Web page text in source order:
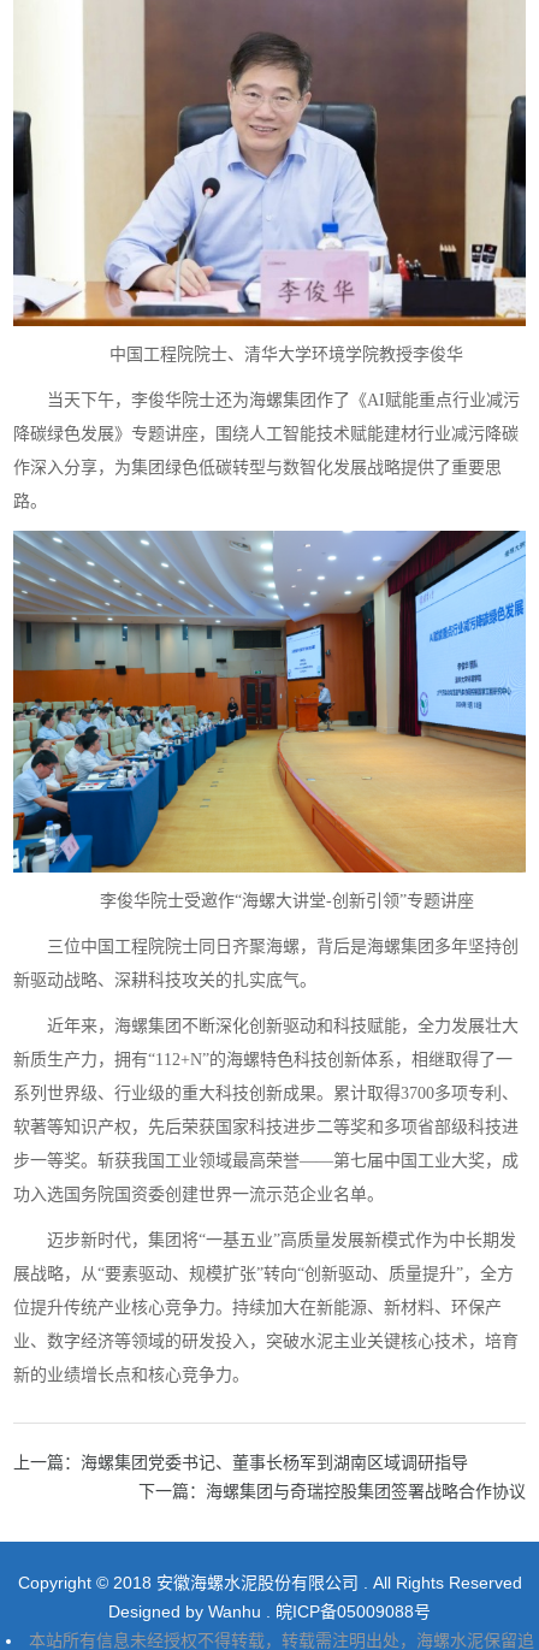
中国工程院院士、清华大学环境学院教授李俊华
当天下午，李俊华院士还为海螺集团作了《AI赋能重点行业减污
降碳绿色发展》专题讲座，围绕人工智能技术赋能建材行业减污降碳
作深入分享，为集团绿色低碳转型与数智化发展战略提供了重要思
路。
李俊华院士受邀作“海螺大讲堂-创新引领”专题讲座
三位中国工程院院士同日齐聚海螺，背后是海螺集团多年坚持创
新驱动战略、深耕科技攻关的扎实底气。
近年来，海螺集团不断深化创新驱动和科技赋能，全力发展壮大
新质生产力，拥有“112+N”的海螺特色科技创新体系，相继取得了一
系列世界级、行业级的重大科技创新成果。累计取得3700多项专利、
软著等知识产权，先后荣获国家科技进步二等奖和多项省部级科技进
步一等奖。斩获我国工业领域最高荣誉——第七届中国工业大奖，成
功入选国务院国资委创建世界一流示范企业名单。
迈步新时代，集团将“一基五业”高质量发展新模式作为中长期发
展战略，从“要素驱动、规模扩张”转向“创新驱动、质量提升”，全方
位提升传统产业核心竞争力。持续加大在新能源、新材料、环保产
业、数字经济等领域的研发投入，突破水泥主业关键核心技术，培育
新的业绩增长点和核心竞争力。
上一篇：海螺集团党委书记、董事长杨军到湖南区域调研指导
下一篇：海螺集团与奇瑞控股集团签署战略合作协议
Copyright © 2018 安徽海螺水泥股份有限公司 . All Rights Reserved
Designed by Wanhu
皖ICP备05009088号
本站所有信息未经授权不得转载，转载需注明出处，海螺水泥保留追